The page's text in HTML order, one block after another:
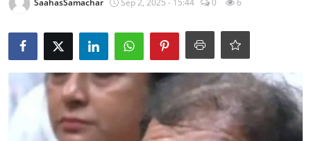
Epaper
धर्म
लाइफस्टाइल
SaahasSamachar Sep 2, 2025 - 15:44 0 6